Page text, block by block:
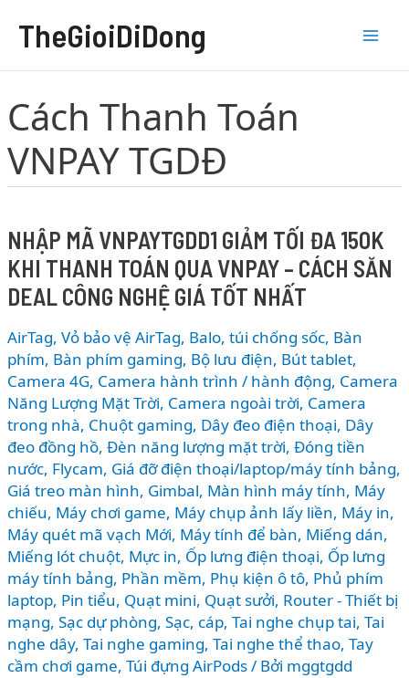
TheGioiDiDong
Cách Thanh Toán
VNPAY TGDĐ
NHẬP MÃ VNPAYTGDD1 GIẢM TỐI ĐA 150K
KHI THANH TOÁN QUA VNPAY – CÁCH SĂN
DEAL CÔNG NGHỆ GIÁ TỐT NHẤT
AirTag, Vỏ bảo vệ AirTag, Balo, túi chống sốc, Bàn
phím, Bàn phím gaming, Bộ lưu điện, Bút tablet,
Camera 4G, Camera hành trình / hành động, Camera
Năng Lượng Mặt Trời, Camera ngoài trời, Camera
trong nhà, Chuột gaming, Dây đeo điện thoại, Dây
đeo đồng hồ, Đèn năng lượng mặt trời, Đóng tiền
nước, Flycam, Giá đỡ điện thoại/laptop/máy tính bảng,
Giá treo màn hình, Gimbal, Màn hình máy tính, Máy
chiếu, Máy chơi game, Máy chụp ảnh lấy liền, Máy in,
Máy quét mã vạch Mới, Máy tính để bàn, Miếng dán,
Miếng lót chuột, Mực in, Ốp lưng điện thoại, Ốp lưng
máy tính bảng, Phần mềm, Phụ kiện ô tô, Phủ phím
laptop, Pin tiểu, Quạt mini, Quạt sưởi, Router - Thiết bị
mạng, Sạc dự phòng, Sạc, cáp, Tai nghe chụp tai, Tai
nghe dây, Tai nghe gaming, Tai nghe thể thao, Tay
cầm chơi game, Túi đựng AirPods/ Bởi mggtgdd